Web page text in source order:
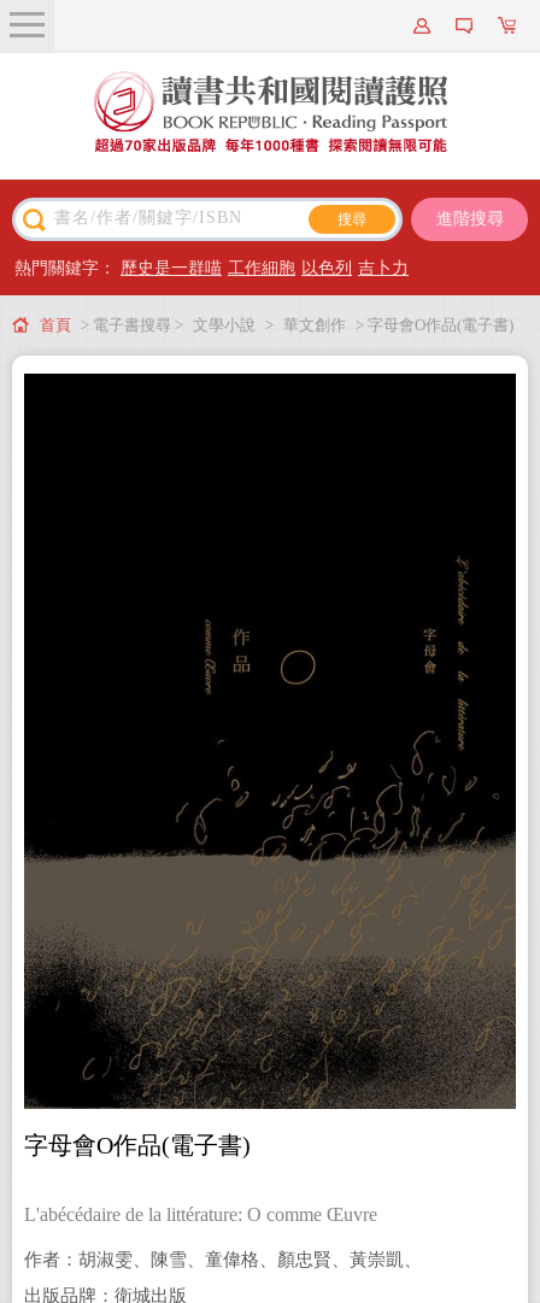
關於我們
近期新書
主題閱讀
出版專區
會員專屬
進階搜尋
熱門關鍵字： 歷史是一群喵 工作細胞 以色列 吉卜力
首頁 > 電子書搜尋 > 文學小說 > 華文創作 > 字母會O作品(電子書)
字母會O作品(電子書)
L'abécédaire de la littérature: O comme Œuvre
作者：胡淑雯、陳雪、童偉格、顏忠賢、黃崇凱、
駱以軍；楊凱麟／策畫；潘怡帆／評論
出版品牌：衛城出版